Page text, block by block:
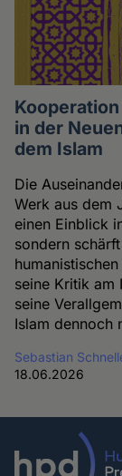
in der
dem Islam
Die
Werk aus dem
einen Einblick
sondern
seine Kritik am
seine
Islam dennoch
Sebastian
18.06.2026